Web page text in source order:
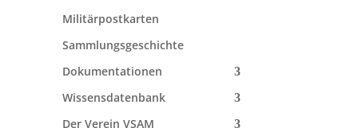
Militärpostkarten
Sammlungsgeschichte
Dokumentationen
Wissensdatenbank
Der Verein VSAM